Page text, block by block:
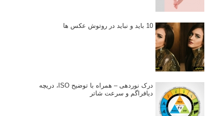
10 باید و نباید در روتوش عکس ها
درک نوردهی – همراه با توضیح ISO، دریچه
دیافراگم و سرعت شاتر